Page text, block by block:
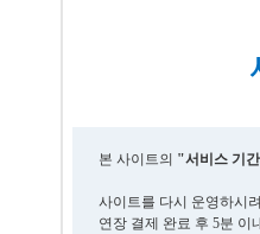
본 사이트의 "서비스 기
사이트를 다시 운영하시
연장 결제 완료 후 5분 이